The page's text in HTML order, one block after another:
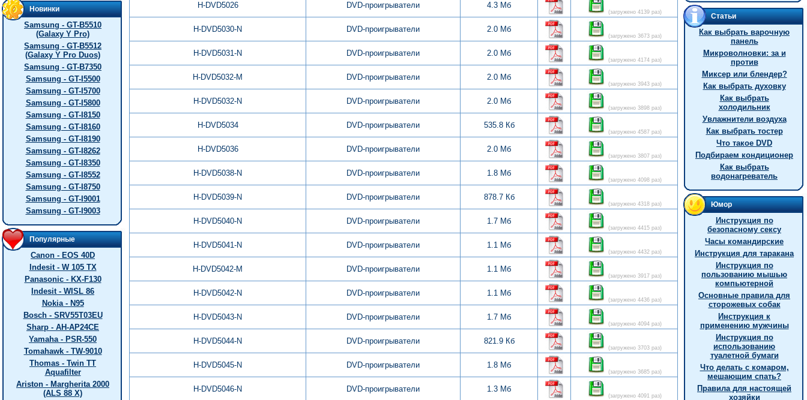
Новинки
Samsung - GT-B5510
(Galaxy Y Pro)
Samsung - GT-B5512
(Galaxy Y Pro Duos)
Samsung - GT-B7350
Samsung - GT-I5500
Samsung - GT-I5700
Samsung - GT-I5800
Samsung - GT-I8150
Samsung - GT-I8160
Samsung - GT-I8190
Samsung - GT-I8262
Samsung - GT-I8350
Samsung - GT-I8552
Samsung - GT-I8750
Samsung - GT-I9001
Samsung - GT-I9003
Популярные
Canon - EOS 40D
Indesit - W 105 TX
Panasonic - KX-F130
Indesit - WISL 86
Nokia - N95
Bosch - SRV55T03EU
Sharp - AH-AP24CE
Yamaha - PSR-550
Tomahawk - TW-9010
Thomas - Twin TT
Aquafilter
Ariston - Margherita 2000
(ALS 88 X)
H-DVD5026 DVD-проигрыватели 4.3 Мб
(загружено 4139 раз)
H-DVD5030-N DVD-проигрыватели 2.0 Мб
(загружено 3673 раз)
H-DVD5031-N DVD-проигрыватели 2.0 Мб
(загружено 4174 раз)
H-DVD5032-M DVD-проигрыватели 2.0 Мб
(загружено 3943 раз)
H-DVD5032-N DVD-проигрыватели 2.0 Мб
(загружено 3898 раз)
H-DVD5034 DVD-проигрыватели 535.8 Кб
(загружено 4587 раз)
H-DVD5036 DVD-проигрыватели 2.0 Мб
(загружено 3807 раз)
H-DVD5038-N DVD-проигрыватели 1.8 Мб
(загружено 4098 раз)
H-DVD5039-N DVD-проигрыватели 878.7 Кб
(загружено 4318 раз)
H-DVD5040-N DVD-проигрыватели 1.7 Мб
(загружено 4415 раз)
H-DVD5041-N DVD-проигрыватели 1.1 Мб
(загружено 4432 раз)
H-DVD5042-M DVD-проигрыватели 1.1 Мб
(загружено 3917 раз)
H-DVD5042-N DVD-проигрыватели 1.1 Мб
(загружено 4436 раз)
H-DVD5043-N DVD-проигрыватели 1.7 Мб
(загружено 4094 раз)
H-DVD5044-N DVD-проигрыватели 821.9 Кб
(загружено 3703 раз)
H-DVD5045-N DVD-проигрыватели 1.8 Мб
(загружено 3685 раз)
H-DVD5046-N DVD-проигрыватели 1.3 Мб
(загружено 4091 раз)
Статьи
Как выбрать варочную
панель
Микроволновки: за и
против
Миксер или блендер?
Как выбрать духовку
Как выбрать
холодильник
Увлажнители воздуха
Как выбрать тостер
Что такое DVD
Подбираем кондиционер
Как выбрать
водонагреватель
Юмор
Инструкция по
безопасному сексу
Часы командирские
Инструкция для таракана
Инструкция по
пользованию мышью
компьютерной
Основные правила для
сторожевых собак
Инструкция к
применению мужчины
Инструкция по
использованию
туалетной бумаги
Что делать с комаром,
мешающим спать?
Правила для настоящей
хозяйки